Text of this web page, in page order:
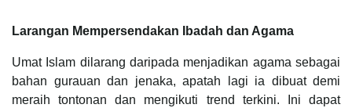
Larangan Mempersendakan Ibadah dan Agama
Umat Islam dilarang daripada menjadikan agama sebagai
bahan gurauan dan jenaka, apatah lagi ia dibuat demi
meraih tontonan dan mengikuti trend terkini. Ini dapat